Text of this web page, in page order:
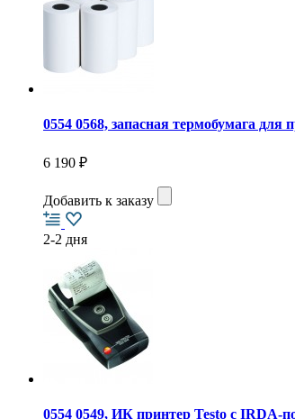
0554 0568, запасная термобумага для
6 190 ₽
Добавить к заказу
2-2 дня
0554 0549, ИК принтер Testo с IRDA-